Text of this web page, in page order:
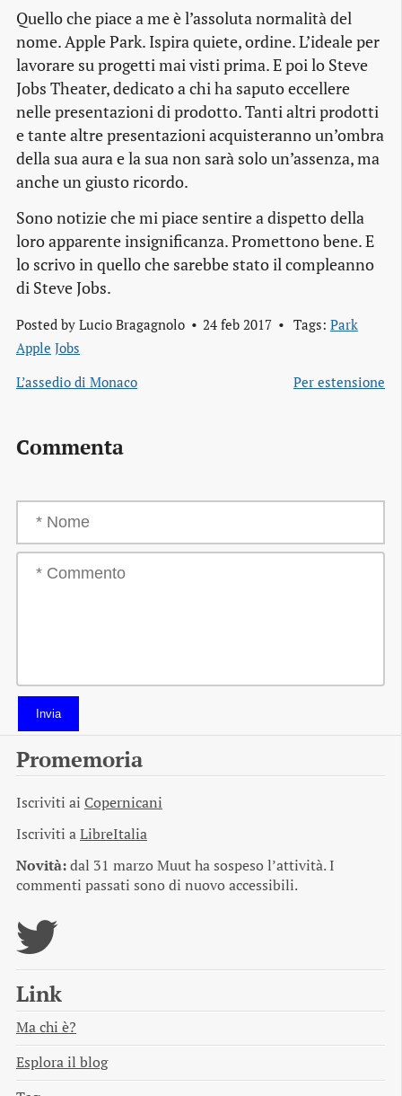
Quello che piace a me è l’assoluta normalità del
nome. Apple Park. Ispira quiete, ordine. L’ideale per
lavorare su progetti mai visti prima. E poi lo Steve
Jobs Theater, dedicato a chi ha saputo eccellere
nelle presentazioni di prodotto. Tanti altri prodotti
e tante altre presentazioni acquisteranno un’ombra
della sua aura e la sua non sarà solo un’assenza, ma
anche un giusto ricordo.
Sono notizie che mi piace sentire a dispetto della
loro apparente insignificanza. Promettono bene. E
lo scrivo in quello che sarebbe stato il compleanno
di Steve Jobs.
Posted by Lucio Bragagnolo 24 feb 2017 Tags: Park
Apple Jobs
L’assedio di Monaco
Per estensione
Commenta
Invia
Promemoria
Iscriviti ai Copernicani
Iscriviti aLibreItalia
Novità:dal 31 marzo Muut ha sospeso l’attività. I
commenti passati sono di nuovo accessibili.
Link
Ma chi è?
Esplora il blog